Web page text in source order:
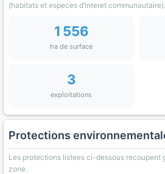
(habitats et especes d’interet communautaire).
1 556
ha de surface
3
exploitations
Protections
Les protections listees ci-dessous recoupent
zone.